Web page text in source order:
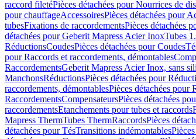
raccord filetéPièces détachées pour Nourrices de
pour chauffageAccessoiresPièces détachées pour
tubesFixations de raccordementsPièces détachées
détachées pour Geberit Mapress Acier InoxTubes
RéductionsCoudesPièces détachées pour Coudes
pour Raccords et raccordements, démontables
RaccordementsGeberit Mapress Acier Inox, sans
ManchonsRéductionsPièces détachées pour
raccordements, démontablesPièces détachées pour
RaccordementsCompensateursPièces détachées
raccordementsEtanchements pour tubes et raccords
Mapress ThermTubes ThermRaccordsPièces
détachées pour TésTransitions indémontables